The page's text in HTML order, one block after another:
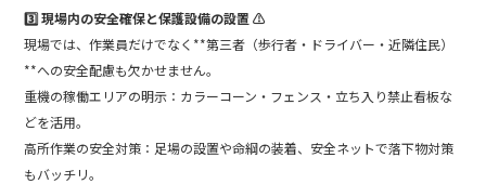
3️⃣ 現場内の安全確保と保護設備の設置 ⚠️
現場では、作業員だけでなく**第三者（歩行者・ドライバー・近隣住民）
**への安全配慮も欠かせません。
重機の稼働エリアの明示：カラーコーン・フェンス・立ち入り禁止看板な
どを活用。
高所作業の安全対策：足場の設置や命綱の装着、安全ネットで落下物対策
もバッチリ。